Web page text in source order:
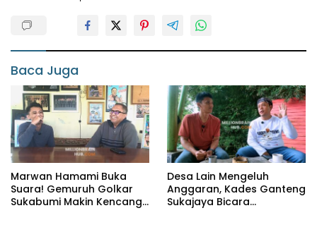
Baca Juga
Marwan Hamami Buka
Suara! Gemuruh Golkar
Sukabumi Makin Kencang,
Desa Lain Mengeluh
Anggaran, Kades Ganteng
Sukajaya Bicara